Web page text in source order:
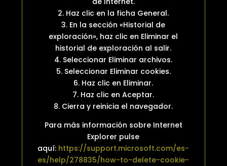
2. Haz clic en la ficha General.
3. En la sección «Historial de
exploración», haz clic en Eliminar el
historial de exploración al salir.
4. Seleccionar Eliminar archivos.
5. Seleccionar Eliminar cookies.
6. Haz clic en Eliminar.
7. Haz clic en Aceptar.
8. Cierra y reinicia el navegador.
Para más información sobre Internet
Explorer pulse
aquí: https://support.microsoft.com/es-
es/help/278835/how-to-delete-cookie-